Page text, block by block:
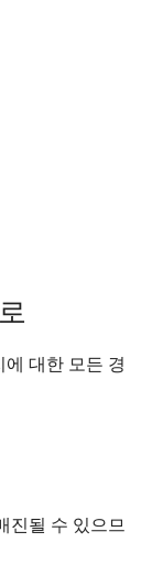
대한 모든 경
진될 수 있으므